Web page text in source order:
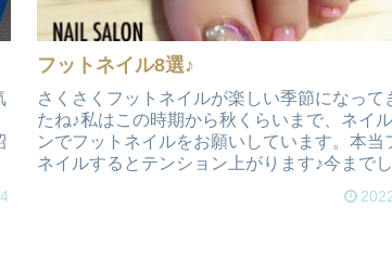
フットネイル8選♪
さくさくフットネイルが楽しい季節になって
たね♪私はこの時期から秋くらいまで、ネイ
ンでフットネイルをお願いしています。本当
ネイルするとテンション上がります♪今まで